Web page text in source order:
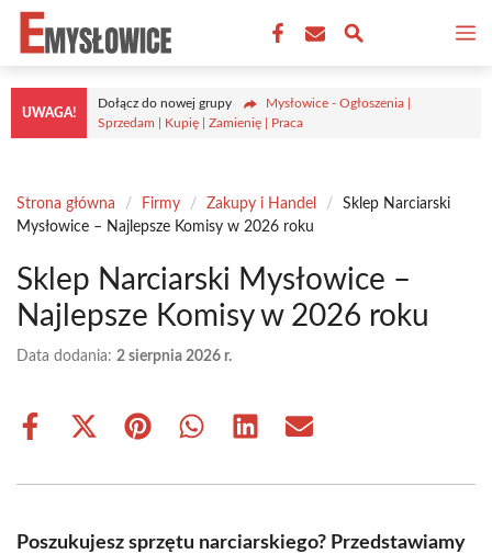
Przejdź
treści
UWAGA!
Dołącz do nowej grupy
Mysłowice - Ogłoszenia |
Sprzedam | Kupię | Zamienię | Praca
Strona główna / Firmy / Zakupy i Handel /
Sklep Narciarski
Mysłowice – Najlepsze Komisy w 2026 roku
Sklep Narciarski Mysłowice –
Najlepsze Komisy w 2026 roku
Data dodania: 2 sierpnia 2026 r.
Share
Share
(Twitter)
Share Share Share Share
Poszukujesz sprzętu narciarskiego? Przedstawiamy